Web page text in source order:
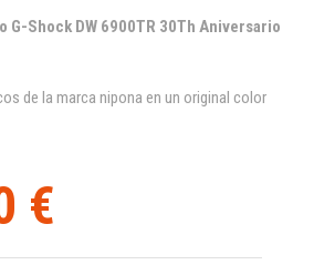
G-Shock DW 6900TR 30Th Aniversario
de la marca nipona en un original color
€